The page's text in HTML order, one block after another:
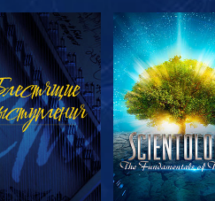
СМОТРЕТЬ
ПЕРЕДАЧИ
СМОТРЕТЬ